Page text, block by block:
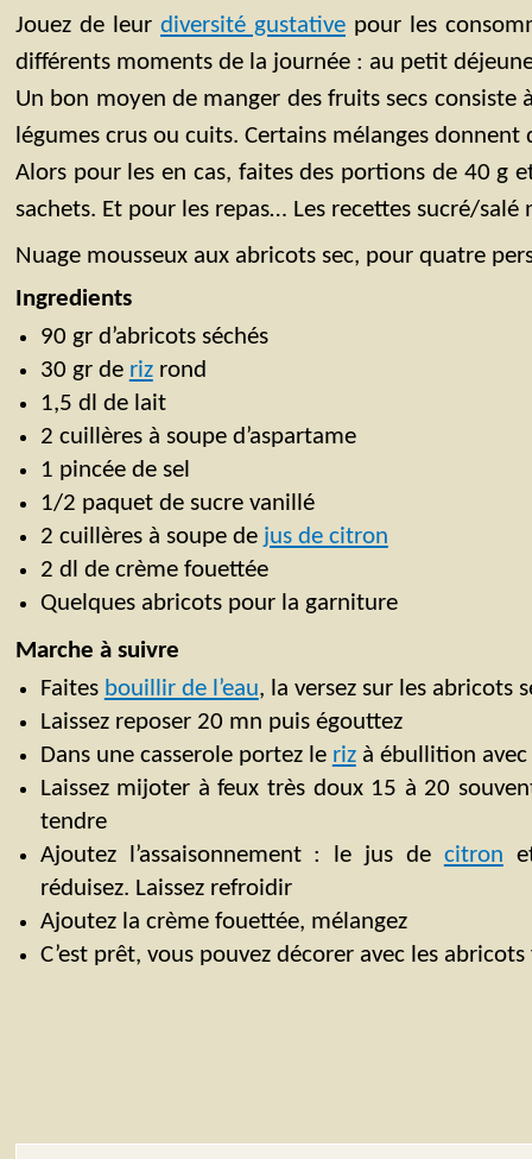
Jouez de leur diversité gustative pour les
différents moments de la journée : au petit
Un bon moyen de manger des fruits secs consiste
légumes crus ou cuits. Certains mélanges donnent
Alors pour les en cas, faites des portions de 40 g
sachets. Et pour les repas… Les recettes sucré/
Nuage mousseux aux abricots sec, pour quatre
Ingredients
90 gr d’abricots séchés
30 gr de rizrond
1,5 dl de lait
2 cuillères à soupe d’aspartame
1 pincée de sel
1/2 paquet de sucre vanillé
2 cuillères à soupe de jus de citron
2 dl de crème fouettée
Quelques abricots pour la garniture
Marche à suivre
Faites bouillir de l’eau, la versez sur les abricots
Laissez reposer 20 mn puis égouttez
Dans une casserole portez le rizà ébullition avec
Laissez mijoter à feux très doux 15 à 20
tendre
Ajoutez l’assaisonnement : le jus de citron
réduisez. Laissez refroidir
Ajoutez la crème fouettée, mélangez
C’est prêt, vous pouvez décorer avec les abricots